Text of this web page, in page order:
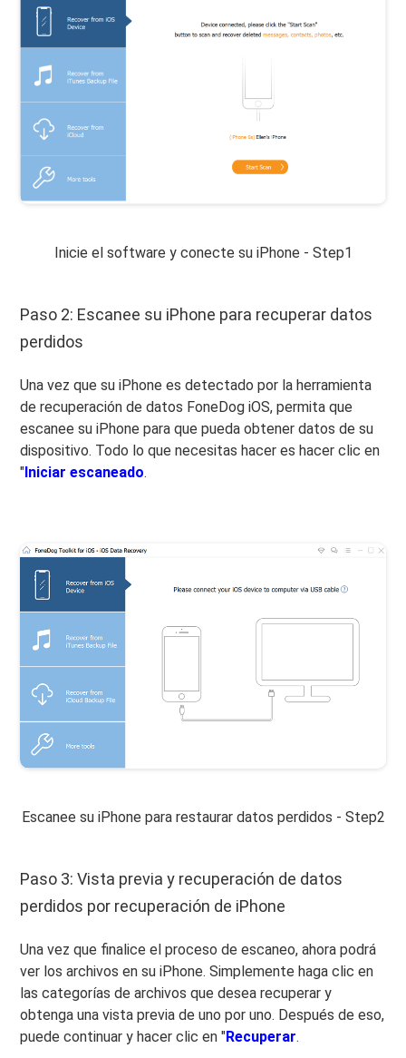
Inicie el software y conecte su iPhone - Step1
Paso 2: Escanee su iPhone para recuperar datos
perdidos
Una vez que su iPhone es detectado por la herramienta
de recuperación de datos FoneDog iOS, permita que
escanee su iPhone para que pueda obtener datos de su
dispositivo. Todo lo que necesitas hacer es hacer clic en
"Iniciar escaneado.
Escanee su iPhone para restaurar datos perdidos - Step2
Paso 3: Vista previa y recuperación de datos
perdidos por recuperación de iPhone
Una vez que finalice el proceso de escaneo, ahora podrá
ver los archivos en su iPhone. Simplemente haga clic en
las categorías de archivos que desea recuperar y
obtenga una vista previa de uno por uno. Después de eso,
puede continuar y hacer clic en "Recuperar.